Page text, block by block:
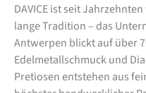
DAVICE ist seit
lange Tradition – das
Antwerpen blickt auf über
Edelmetallschmuck und
Pretiosen entstehen aus